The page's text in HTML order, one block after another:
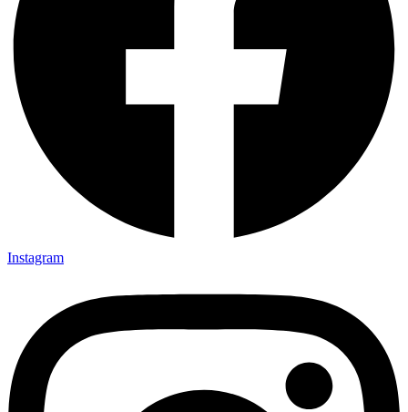
Instagram